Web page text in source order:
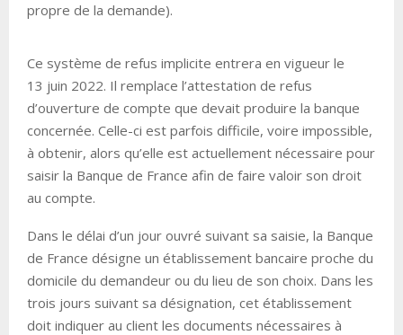
propre de la demande).
Ce système de refus implicite entrera en vigueur le
13 juin 2022. Il remplace l’attestation de refus
d’ouverture de compte que devait produire la banque
concernée. Celle-ci est parfois difficile, voire impossible,
à obtenir, alors qu’elle est actuellement nécessaire pour
saisir la Banque de France afin de faire valoir son droit
au compte.
Dans le délai d’un jour ouvré suivant sa saisie, la Banque
de France désigne un établissement bancaire proche du
domicile du demandeur ou du lieu de son choix. Dans les
trois jours suivant sa désignation, cet établissement
doit indiquer au client les documents nécessaires à